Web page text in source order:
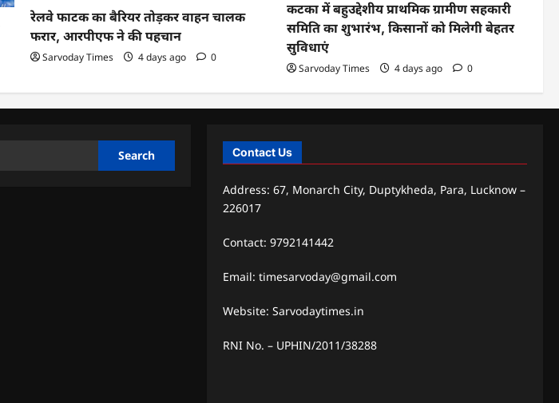
रेलवे फाटक का बैरियर तोड़कर वाहन चालक
फरार, आरपीएफ ने की पहचान
Sarvoday Times 4 days ago 0
कटका में बहुउद्देशीय प्राथमिक ग्रामीण सहकारी
समिति का शुभारंभ, किसानों को मिलेगी बेहतर
सुविधाएं
Sarvoday Times 4 days ago 0
Contact Us
Address: 67, Monarch City, Duptykheda, Para, Lucknow –
226017
Contact: 9792141442
Email: timesarvoday@gmail.com
Website: Sarvodaytimes.in
RNI No. – UPHIN/2011/38288